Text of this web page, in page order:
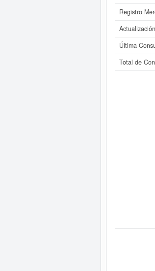
Registro
Última
Total de